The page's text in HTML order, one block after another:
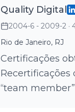
Quality Digital
2004-6 - 2009-2 ·
Rio de Janeiro, RJ
Certificações
Recertificações
“team